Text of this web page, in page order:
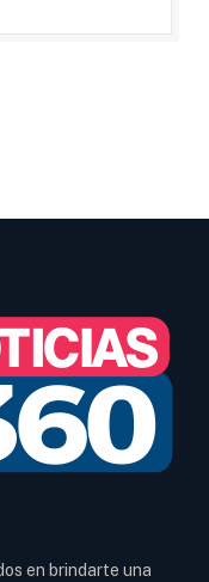
en brindarte una